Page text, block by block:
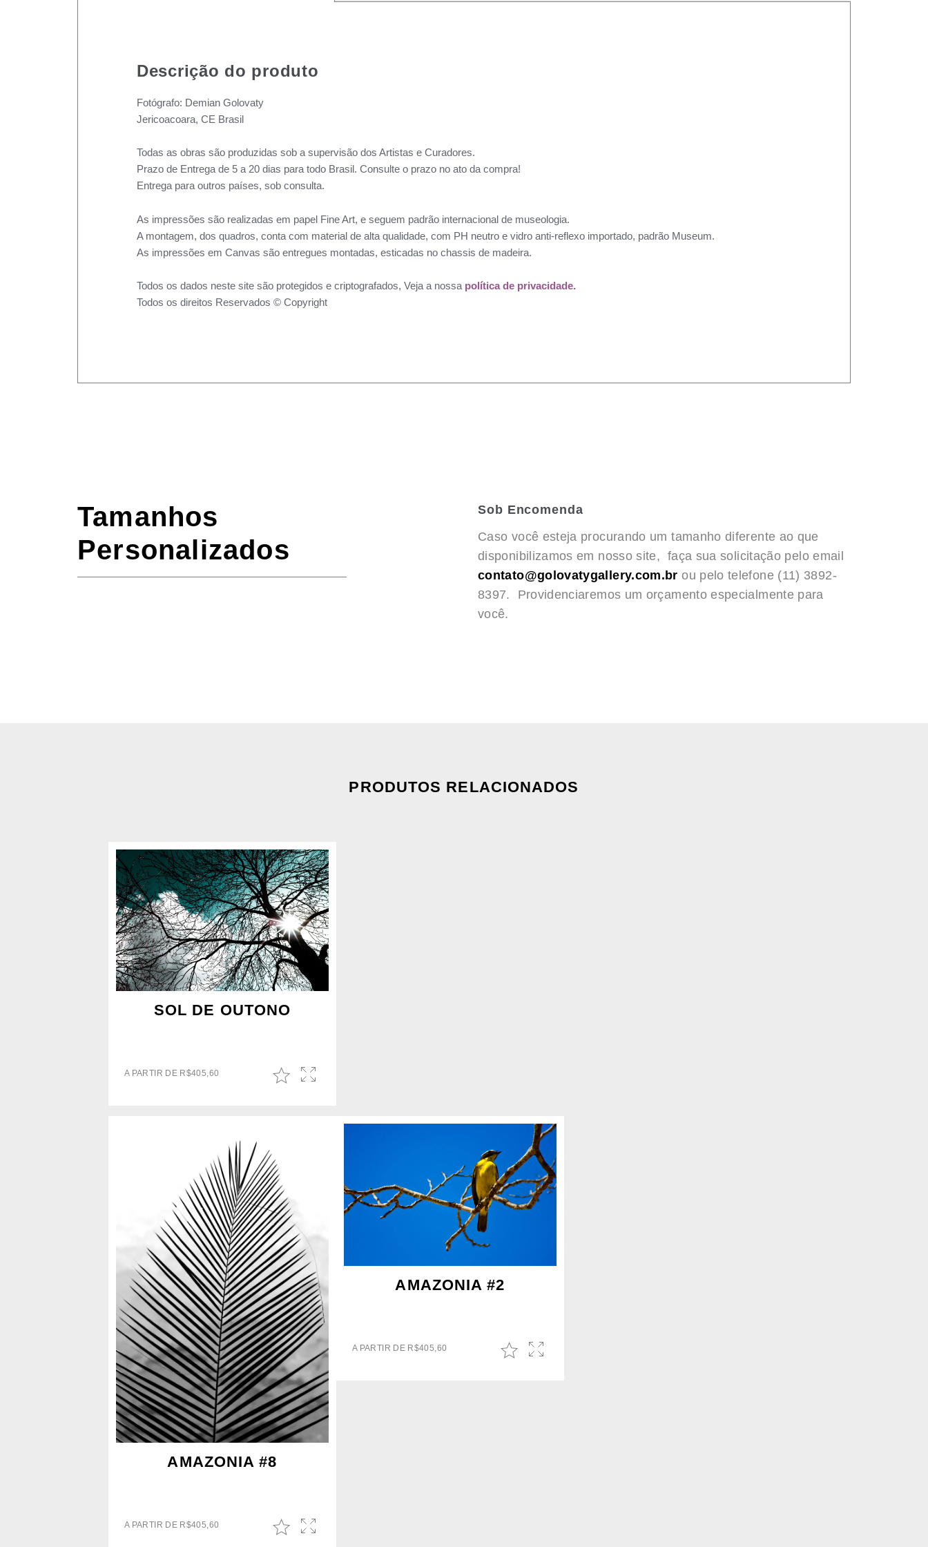
Descrição do produto
Fotógrafo: Demian Golovaty
Jericoacoara, CE Brasil
Todas as obras são produzidas sob a supervisão dos Artistas e Curadores.
Prazo de Entrega de 5 a 20 dias para todo Brasil. Consulte o prazo no ato da compra!
Entrega para outros países, sob consulta.
As impressões são realizadas em papel Fine Art, e seguem padrão internacional de museologia.
A montagem, dos quadros, conta com material de alta qualidade, com PH neutro e vidro anti-reflexo importado, padrão Museum.
As impressões em Canvas são entregues montadas, esticadas no chassis de madeira.
Todos os dados neste site são protegidos e criptografados, Veja a nossa política de privacidade.
Todos os direitos Reservados © Copyright
Tamanhos
Personalizados
Sob Encomenda
Caso você esteja procurando um tamanho diferente ao que
disponibilizamos em nosso site, faça sua solicitação pelo email
contato@golovatygallery.com.br ou pelo telefone (11) 3892-
8397. Providenciaremos um orçamento especialmente para
você.
PRODUTOS RELACIONADOS
SOL DE OUTONO
A PARTIR DE R$405,60
AMAZONIA #8
A PARTIR DE R$405,60
AMAZONIA #2
A PARTIR DE R$405,60